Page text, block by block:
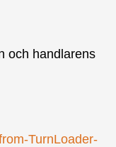
och handlarens
TurnLoader-